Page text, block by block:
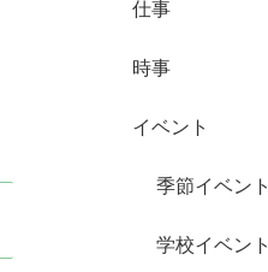
仕事
時事
イベント
季節イベント
学校イベント